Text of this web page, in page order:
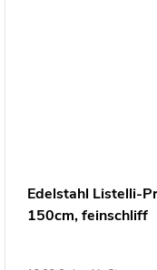
Edelstahl Listelli-
150cm, feinschliff